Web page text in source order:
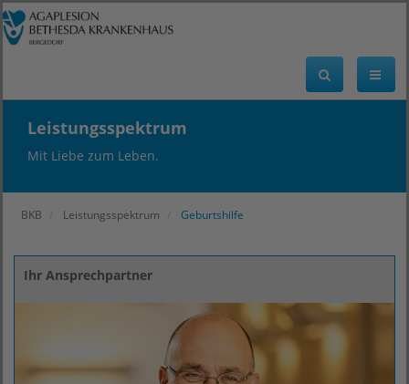
Leistungsspektrum
Mit Liebe zum Leben.
BKB Leistungsspektrum Geburtshilfe
Ihr Ansprechpartner